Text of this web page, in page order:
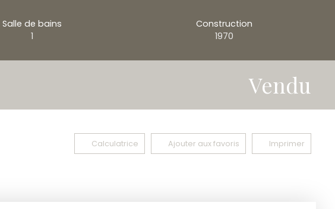
Salle de bains
1
Construction
1970
Vendu
Calculatrice Ajouter aux favoris Imprimer